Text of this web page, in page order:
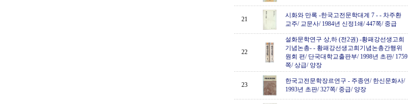
21
시화와 만록 -한국고전문학대계 7 -- 차주환
교주/ 교문사/ 1984년 신정1쇄/ 447쪽/ 중급
22
설화문학연구 상,하 (전2권) -황패강선생고희
기념논총-- 황패강선생고희기념논총간행위
원회 편/ 단국대학교출판부/ 1998년 초판/ 1759
쪽/ 상급/ 양장
23
한국고전문학장르연구 - 주종연/ 한신문화사/
1993년 초판/ 327쪽/ 중급/ 양장